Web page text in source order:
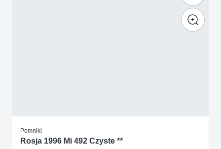
Pomniki
Rosja 1996 Mi 492 Czyste **